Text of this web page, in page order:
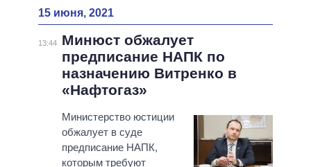
15 июня, 2021
13:44
Минюст обжалует
предписание НАПК по
назначению Витренко в
«Нафтогаз»
Министерство юстиции
обжалует в суде
предписание НАПК,
которым требуют